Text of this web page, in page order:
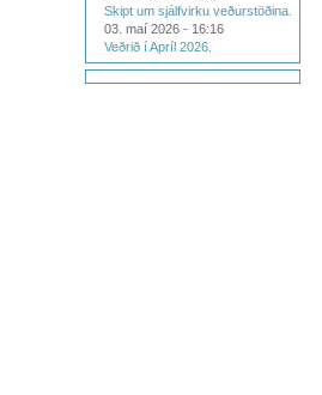
Skipt um sjálfvirku veðurstöðina.
03. maí 2026 - 16:16
Veðrið í Apríl 2026.